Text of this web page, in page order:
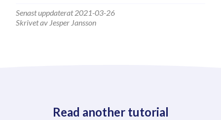
Senast uppdaterat 2021-03-26
Skrivet av Jesper Jansson
Read another tutorial